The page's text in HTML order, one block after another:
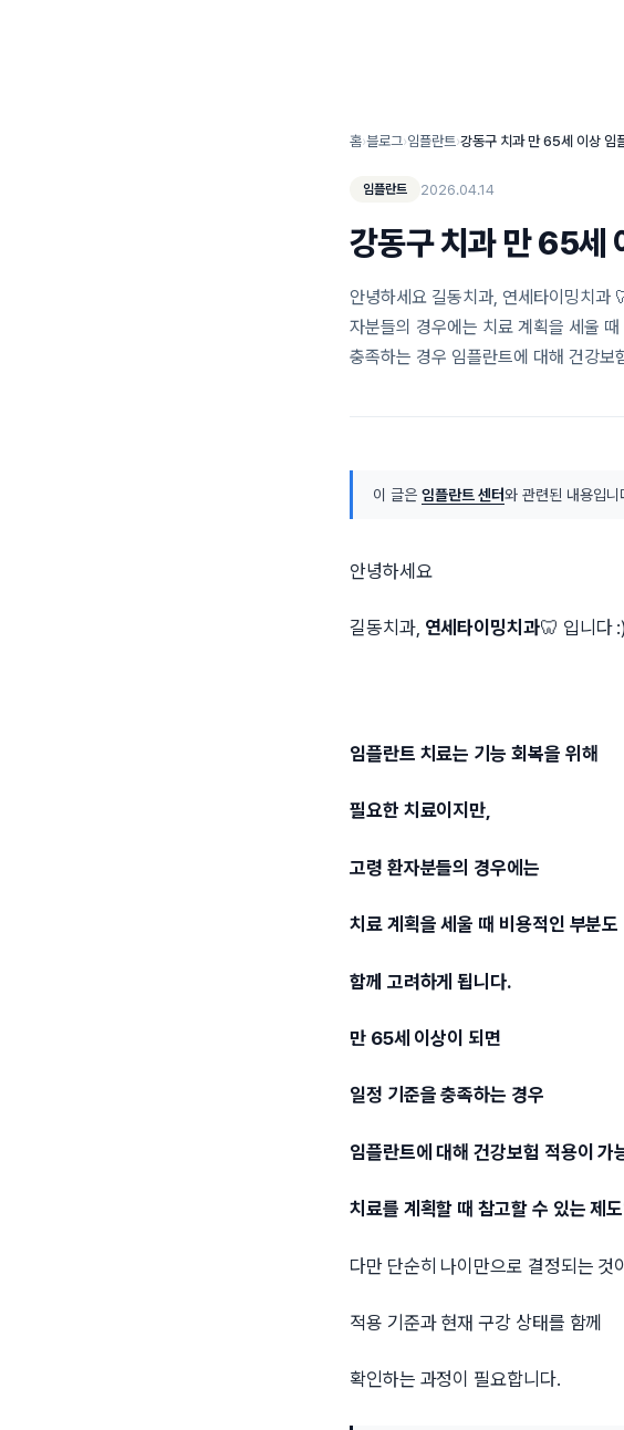
홈›블로그›임플란트›
임플란트 2026.04.14
강동구 치과 만 65세
안녕하세요 길동치과, 연세타이밍치과
자분들의 경우에는 치료 계획을 세울
충족하는 경우 임플란트에 대해 건강보
이 글은 임플란트 센터와 관련된 내용입
안녕하세요
길동치과, 연세타이밍치과🦷 입니다 :)
임플란트 치료는 기능 회복을 위해
필요한 치료이지만,
고령 환자분들의 경우에는
치료 계획을 세울 때 비용적인 부분도
함께 고려하게 됩니다.
만 65세 이상이 되면
일정 기준을 충족하는 경우
임플란트에 대해 건강보험 적용이 가
치료를 계획할 때 참고할 수 있는 제
다만 단순히 나이만으로 결정되는 것
적용 기준과 현재 구강 상태를 함께
확인하는 과정이 필요합니다.